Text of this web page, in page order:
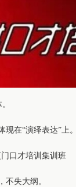
现在“演绎表达”上
不失大纲。